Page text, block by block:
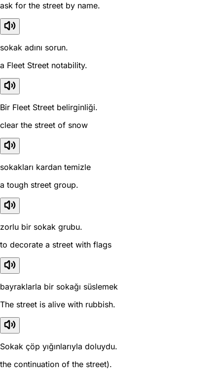
ask for the street by name.
sokak adını sorun.
a Fleet Street notability.
Bir Fleet Street belirginliği.
clear the street of snow
sokakları kardan temizle
a tough street group.
zorlu bir sokak grubu.
to decorate a street with flags
bayraklarla bir sokağı süslemek
The street is alive with rubbish.
Sokak çöp yığınlarıyla doluydu.
the continuation of the street).